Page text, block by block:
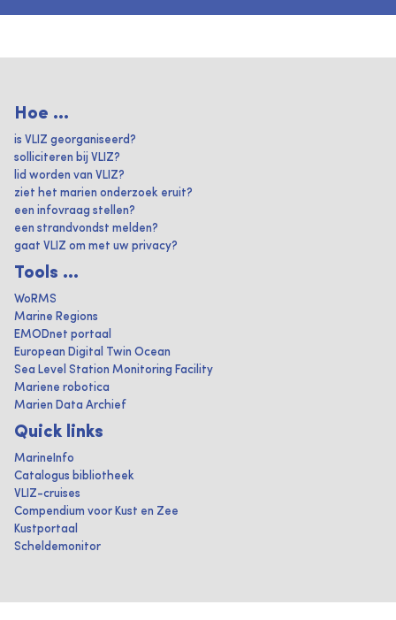
Hoe ...
is VLIZ georganiseerd?
solliciteren bij VLIZ?
lid worden van VLIZ?
ziet het marien onderzoek eruit?
een infovraag stellen?
een strandvondst melden?
gaat VLIZ om met uw privacy?
Tools ...
WoRMS
Marine Regions
EMODnet portaal
European Digital Twin Ocean
Sea Level Station Monitoring Facility
Mariene robotica
Marien Data Archief
Quick links
MarineInfo
Catalogus bibliotheek
VLIZ-cruises
Compendium voor Kust en Zee
Kustportaal
Scheldemonitor